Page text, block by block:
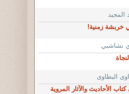
المجيد
خربشة زمنية!
نشاشبي
البطاوى
الأحاديث والآثار المروية